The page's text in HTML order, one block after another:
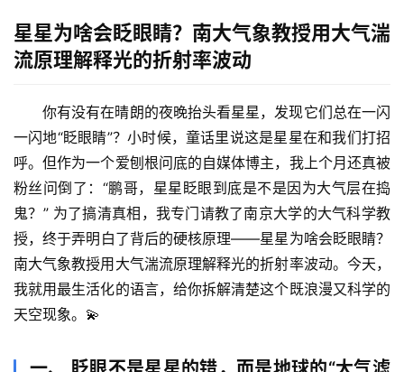
星星为啥会眨眼睛？南大气象教授用大气湍
流原理解释光的折射率波动
你有没有在晴朗的夜晚抬头看星星，发现它们总在一闪
一闪地“眨眼睛”？小时候，童话里说这是星星在和我们打招
呼。但作为一个爱刨根问底的自媒体博主，我上个月还真被
粉丝问倒了：“鹏哥，星星眨眼到底是不是因为大气层在捣
鬼？” 为了搞清真相，我专门请教了南京大学的大气科学教
授，终于弄明白了背后的硬核原理——星星为啥会眨眼睛？
南大气象教授用大气湍流原理解释光的折射率波动。今天，
我就用最生活化的语言，给你拆解清楚这个既浪漫又科学的
天空现象。💫